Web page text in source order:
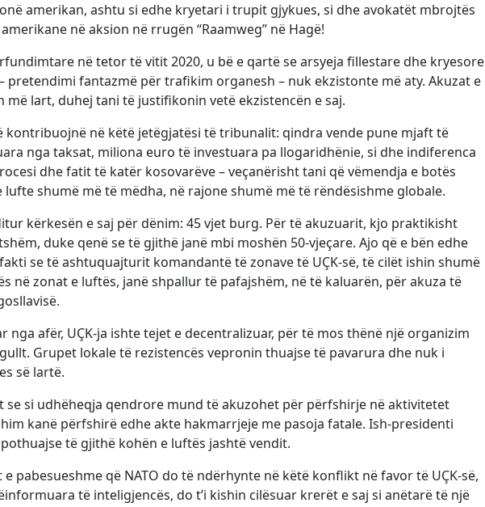
amerikan, ashtu si edhe kryetari i trupit gjykues, si dhe avokatët mbrojtës
në aksion në rrugën “Raamweg” në Hagë!
në tetor të vitit 2020, u bë e qartë se arsyeja fillestare dhe kryesore
pretendimi fantazmë për trafikim organesh – nuk ekzistonte më aty. Akuzat e
më lart, duhej tani të justifikonin vetë ekzistencën e saj.
kontribuojnë në këtë jetëgjatësi të tribunalit: qindra vende pune mjaft të
nga taksat, miliona euro të investuara pa llogaridhënie, si dhe indiferenca
dhe fatit të katër kosovarëve – veçanërisht tani që vëmendja e botës
shumë më të mëdha, në rajone shumë më të rëndësishme globale.
kërkesën e saj për dënim: 45 vjet burg. Për të akuzuarit, kjo praktikisht
duke qenë se të gjithë janë mbi moshën 50-vjeçare. Ajo që e bën edhe
se të ashtuquajturit komandantë të zonave të UÇK-së, të cilët ishin shumë
në zonat e luftës, janë shpallur të pafajshëm, në të kaluarën, për akuza të
nga afër, UÇK-ja ishte tejet e decentralizuar, për të mos thënë një organizim
Grupet lokale të rezistencës vepronin thuajse të pavarura dhe nuk i
së lartë.
se si udhëheqja qendrore mund të akuzohet për përfshirje në aktivitetet
kanë përfshirë edhe akte hakmarrjeje me pasoja fatale. Ish-presidenti
të gjithë kohën e luftës jashtë vendit.
pabesueshme që NATO do të ndërhynte në këtë konflikt në favor të UÇK-së,
të inteligjencës, do t’i kishin cilësuar krerët e saj si anëtarë të një